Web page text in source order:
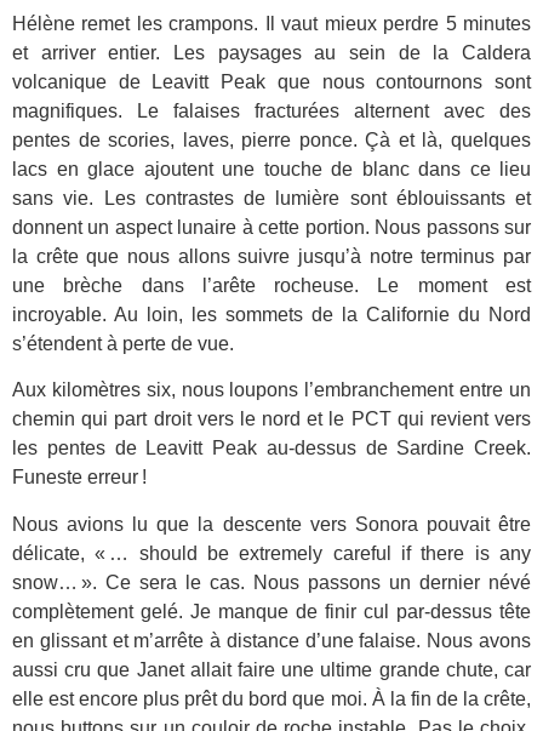
Hélène remet les crampons. Il vaut mieux perdre 5 minutes
et arriver entier. Les paysages au sein de la Caldera
volcanique de Leavitt Peak que nous contournons sont
magnifiques. Le falaises fracturées alternent avec des
pentes de scories, laves, pierre ponce. Çà et là, quelques
lacs en glace ajoutent une touche de blanc dans ce lieu
sans vie. Les contrastes de lumière sont éblouissants et
donnent un aspect lunaire à cette portion. Nous passons sur
la crête que nous allons suivre jusqu’à notre terminus par
une brèche dans l’arête rocheuse. Le moment est
incroyable. Au loin, les sommets de la Californie du Nord
s’étendent à perte de vue.
Aux kilomètres six, nous loupons l’embranchement entre un
chemin qui part droit vers le nord et le PCT qui revient vers
les pentes de Leavitt Peak au-dessus de Sardine Creek.
Funeste erreur !
Nous avions lu que la descente vers Sonora pouvait être
délicate, « … should be extremely careful if there is any
snow… ». Ce sera le cas. Nous passons un dernier névé
complètement gelé. Je manque de finir cul par-dessus tête
en glissant et m’arrête à distance d’une falaise. Nous avons
aussi cru que Janet allait faire une ultime grande chute, car
elle est encore plus prêt du bord que moi. À la fin de la crête,